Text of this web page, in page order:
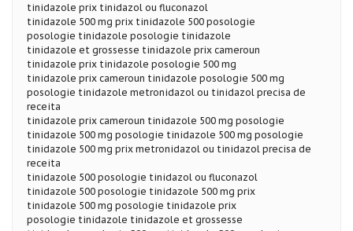
tinidazole prix tinidazol ou fluconazol
tinidazole 500 mg prix tinidazole 500 posologie
posologie tinidazole posologie tinidazole
tinidazole et grossesse tinidazole prix cameroun
tinidazole prix tinidazole posologie 500 mg
tinidazole prix cameroun tinidazole posologie 500 mg
posologie tinidazole metronidazol ou tinidazol precisa de
receita
tinidazole prix cameroun tinidazole 500 mg posologie
tinidazole 500 mg posologie tinidazole 500 mg posologie
tinidazole 500 mg prix metronidazol ou tinidazol precisa de
receita
tinidazole 500 posologie tinidazol ou fluconazol
tinidazole 500 posologie tinidazole 500 mg prix
tinidazole 500 mg posologie tinidazole prix
posologie tinidazole tinidazole et grossesse